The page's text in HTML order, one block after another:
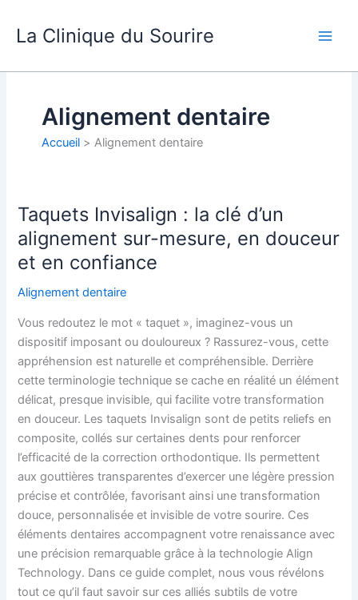
contenu
La Clinique du Sourire
Alignement dentaire
Accueil Alignement dentaire
Taquets Invisalign : la clé d’un
alignement sur-mesure, en douceur
et en confiance
Alignement dentaire
Vous redoutez le mot « taquet », imaginez-vous un
dispositif imposant ou douloureux ? Rassurez-vous, cette
appréhension est naturelle et compréhensible. Derrière
cette terminologie technique se cache en réalité un élément
délicat, presque invisible, qui facilite votre transformation
en douceur. Les taquets Invisalign sont de petits reliefs en
composite, collés sur certaines dents pour renforcer
l’efficacité de la correction orthodontique. Ils permettent
aux gouttières transparentes d’exercer une légère pression
précise et contrôlée, favorisant ainsi une transformation
douce, personnalisée et invisible de votre sourire. Ces
éléments dentaires accompagnent votre renaissance avec
une précision remarquable grâce à la technologie Align
Technology. Dans ce guide complet, nous vous révélons
tout ce qu’il faut savoir sur ces alliés subtils de votre
Taquets
Invisalign
la
clé
alignement
sur-
mesure,
en
douceur
et
en
confiance